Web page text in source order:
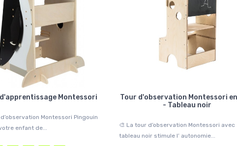
Montessori
Montessori Pingouin
enfant de...
Tour d'observation Montessori
- Tableau noir
🎨 La tour d’observation Montessori avec
tableau noir stimule l’ autonomie...